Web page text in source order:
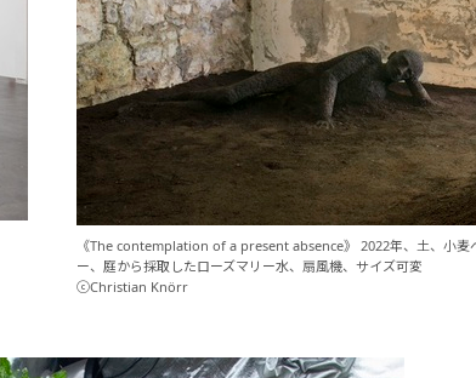
《The contemplation of a present absence》 2022年、土、小麦
ー、庭から採取したローズマリー水、扇風機、サイズ可変
ⓒChristian Knörr